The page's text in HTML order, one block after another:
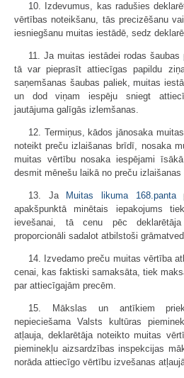
10. Izdevumus, kas radušies
vērtības noteikšanu, tās precizēšanu
iesniegšanu muitas iestādē, sedz
11. Ja muitas iestādei rodas
tā var pieprasīt attiecīgas papildu
saņemšanas šaubas paliek, muitas
un dod viņam iespēju sniegt
jautājuma galīgās izlemšanas.
12. Termiņus, kādos jānosaka
noteikt preču izlaišanas brīdī, nosaka
muitas vērtību nosaka iespējami
desmit mēnešu laikā no preču izlaišanas
13. Ja Muitas likuma 168.panta
apakšpunktā minētais iepakojums
ievešanai, tā cenu pēc
proporcionāli sadalot atbilstoši
14. Izvedamo preču muitas vērtība
cenai, kas faktiski samaksāta, tiek
par attiecīgajām precēm.
15. Mākslas un antīkiem
nepieciešama Valsts kultūras
atļauja, deklarētāja noteikto muitas
pieminekļu aizsardzības inspekcijas
norāda attiecīgo vērtību izvešanas